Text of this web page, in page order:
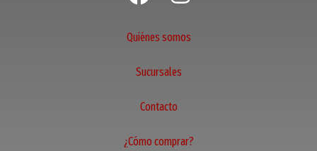
Quiénes somos
Sucursales
Contacto
¿Cómo comprar?